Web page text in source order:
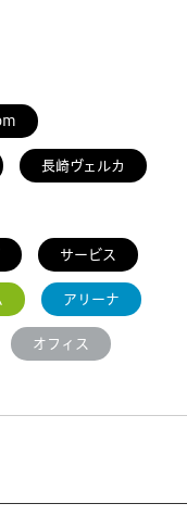
長崎ヴェルカ
サービス
アリーナ
オフィス